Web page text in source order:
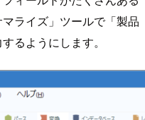
ライズ」ツールで「製品
るようにします。